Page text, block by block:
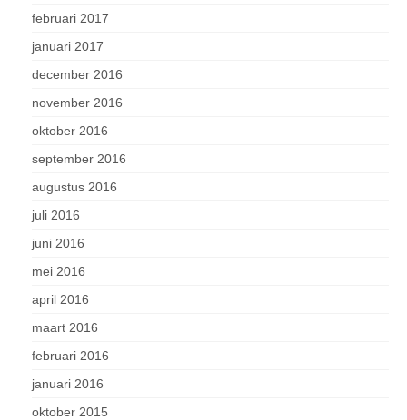
februari 2017
januari 2017
december 2016
november 2016
oktober 2016
september 2016
augustus 2016
juli 2016
juni 2016
mei 2016
april 2016
maart 2016
februari 2016
januari 2016
oktober 2015